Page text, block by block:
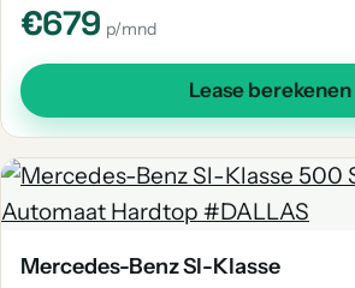
€679 p/mnd
Lease berekenen
Mercedes-Benz Sl-Klasse